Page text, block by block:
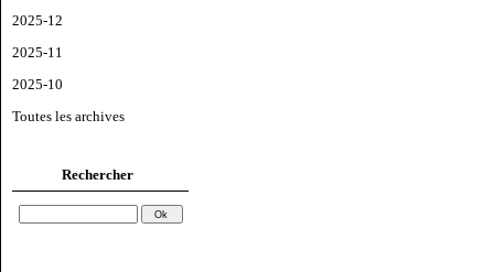
2025-12
2025-11
2025-10
Toutes les archives
Rechercher